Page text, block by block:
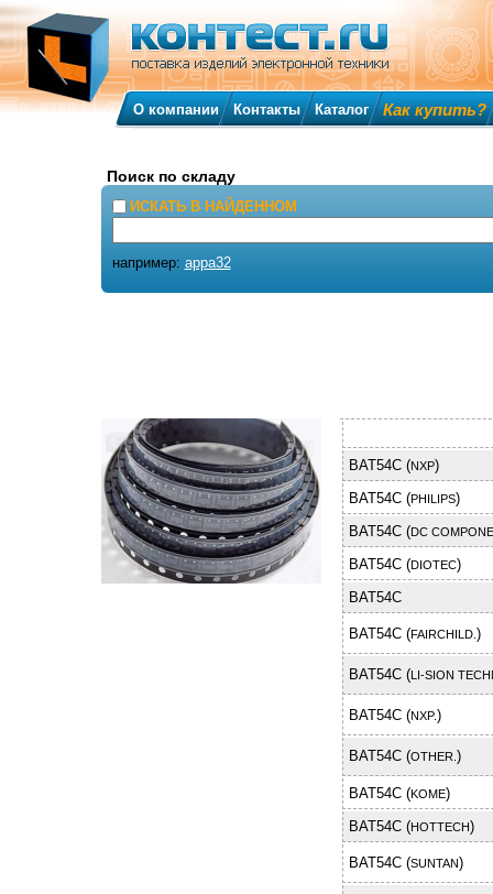
BAT54C (NXP)
BAT54C (PHILIPS)
BAT54C (DC
BAT54C (DIOTEC)
BAT54C
BAT54C (FAIRCHILD. )
BAT54C (LI-SION
BAT54C (NXP.)
BAT54C (OTHER. )
BAT54C (KOME)
BAT54C (HOTTECH)
BAT54C (SUNTAN)
О компании Контакты Каталог Как купить?
Поиск по складу
ИСКАТЬ В НАЙДЕННОМ
например: appa32